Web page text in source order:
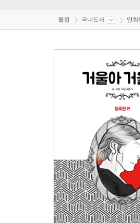
웰컴 국내도서 만화